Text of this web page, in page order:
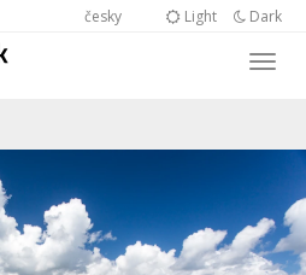
česky Light Dark